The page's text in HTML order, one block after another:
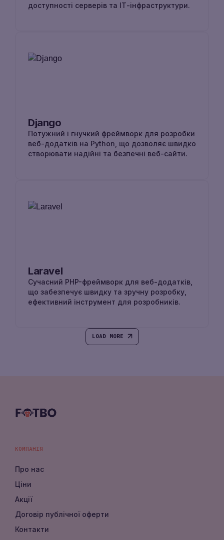
доступності серверів та ІТ-інфраструктури.
Django
Потужний і гнучкий фреймворк для розробки
веб-додатків на Python, що дозволяє швидко
створювати надійні та безпечні веб-сайти.
Laravel
Cучасний PHP-фреймворк для веб-додатків,
що забезпечує швидку та зручну розробку,
ефективний інструмент для розробників.
LOAD MORE
КОМПАНІЯ
Про нас
Ціни
Акції
Договір публічної оферти
Контакти